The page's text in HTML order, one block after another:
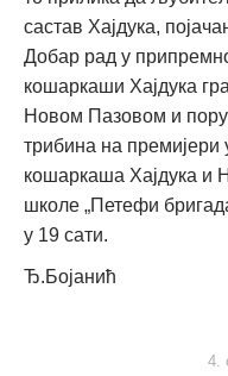
састав Хајдука,
Добар рад у
кошаркаши Хајдука
Новом Пазовом и
трибина на премијери
кошаркаша Хајдука и
школе „Петефи
у 19 сати.
Ђ.Бојанић
4.